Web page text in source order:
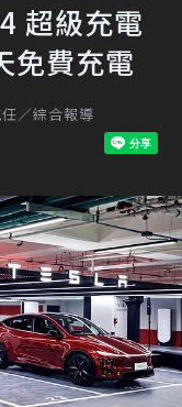
超級充電
免費充電
／綜合報導